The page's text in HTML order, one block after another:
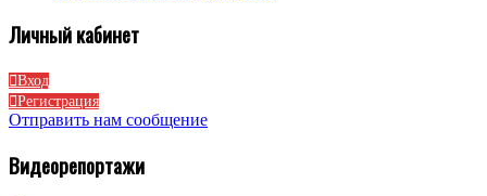
Личный кабинет
Вход
Регистрация
Отправить нам сообщение
Видеорепортажи